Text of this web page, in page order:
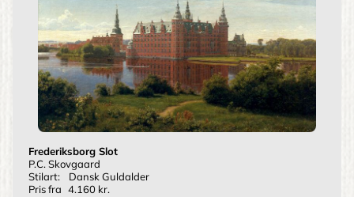
Frederiksborg Slot
P.C. Skovgaard
Stilart:
Dansk Guldalder
Pris fra 4.160 kr.